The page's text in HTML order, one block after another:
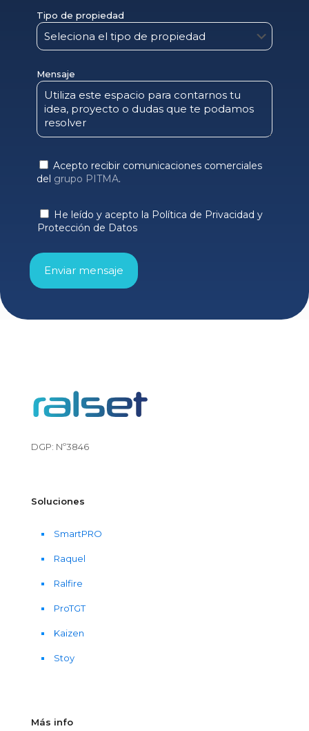
Tipo de propiedad
Mensaje
Acepto recibir comunicaciones comerciales
del grupo PITMA.
He leído y acepto la Política de Privacidad y
Protección de Datos
DGP: Nº3846
Soluciones
SmartPRO
Raquel
Ralfire
ProTGT
Kaizen
Stoy
Más info